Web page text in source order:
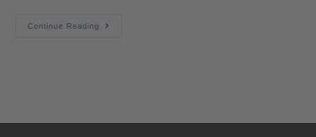
Continue Reading